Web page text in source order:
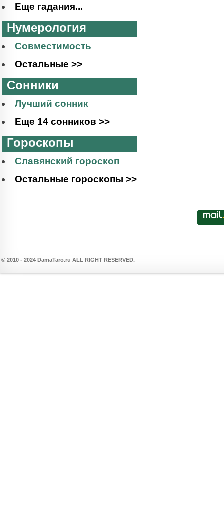
Еще гадания...
Нумерология
Совместимость
Остальные >>
Сонники
Лучший сонник
Еще 14 сонников >>
Гороскопы
Славянский гороскоп
Остальные гороскопы >>
© 2010 - 2024 DamaTaro.ru ALL RIGHT RESERVED.